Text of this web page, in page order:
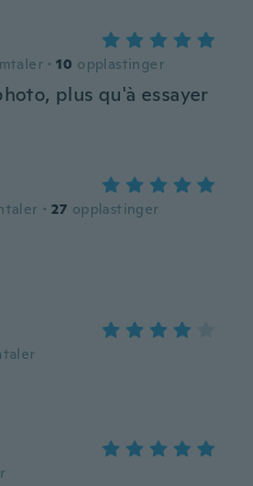
· 10 opplastinger
plus qu'à essayer
· 27 opplastinger